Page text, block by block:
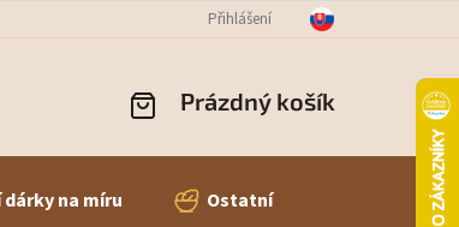
ODSTOUPENÍ OD SMLOUVY REKLAMACE ZBOŽÍ
Přihlášení
NÁKUPNÍ
Prázdný košík
dárky na míru Ostatní